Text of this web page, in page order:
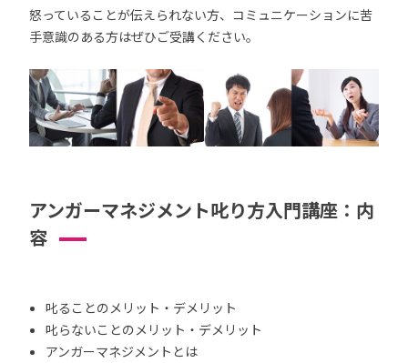
怒っていることが伝えられない方、コミュニケーションに苦
手意識のある方はぜひご受講ください。
アンガーマネジメント叱り方入門講座：内
容
叱ることのメリット・デメリット
叱らないことのメリット・デメリット
アンガーマネジメントとは